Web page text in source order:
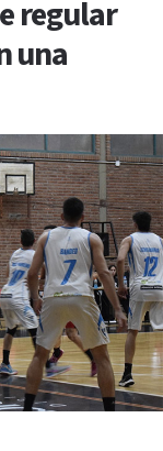
regular
una